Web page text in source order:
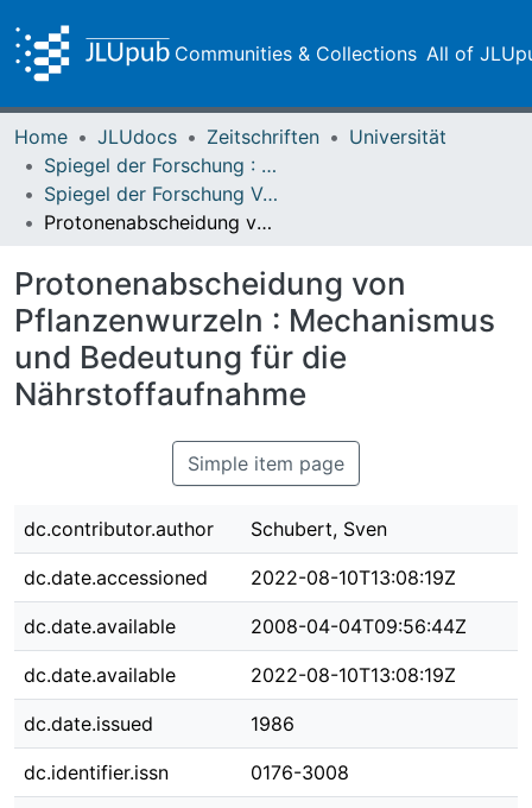
Communities & Collections All of
Home JLUdocs Zeitschriften
Universität
Spiegel der Forschung : Wissenschaftsmagazin
Spiegel der Forschung Vol. 03 (1986) Heft 3
Protonenabscheidung von Pflanzenwurzeln : Mechanismus und Bedeutung für die Nährstoffaufnahme
Protonenabscheidung von
Pflanzenwurzeln : Mechanismus
und Bedeutung für die
Nährstoffaufnahme
Simple item page
dc.contributor.author Schubert, Sven
dc.date.accessioned 2022-08-10T13:08:19Z
dc.date.available 2008-04-04T09:56:44Z
dc.date.available 2022-08-10T13:08:19Z
dc.date.issued 1986
dc.identifier.issn 0176-3008